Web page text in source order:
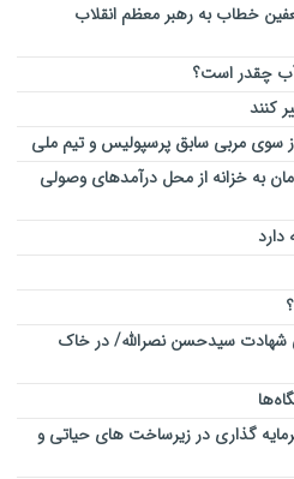
خطاب به رهبر معظم انقلاب
چقدر است؟
کنند
سوی مربی سابق پرسپولیس و تیم ملی
میلیارد تومان به خزانه از محل درآمدهای وصولی
سیدحسن نصرالله/ در خاک
گذاری در زیرساخت های حیاتی و